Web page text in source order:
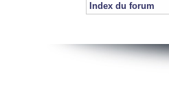
Index du forum